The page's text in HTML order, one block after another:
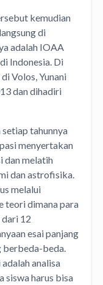
kemudian
di
adalah IOAA
Indonesia. Di
Volos, Yunani
dan dihadiri
tahunnya
menyertakan
dan melatih
dan astrofisika.
melalui
teori dimana para
dari 12
esai panjang
berbeda-beda.
analisa
siswa harus bisa